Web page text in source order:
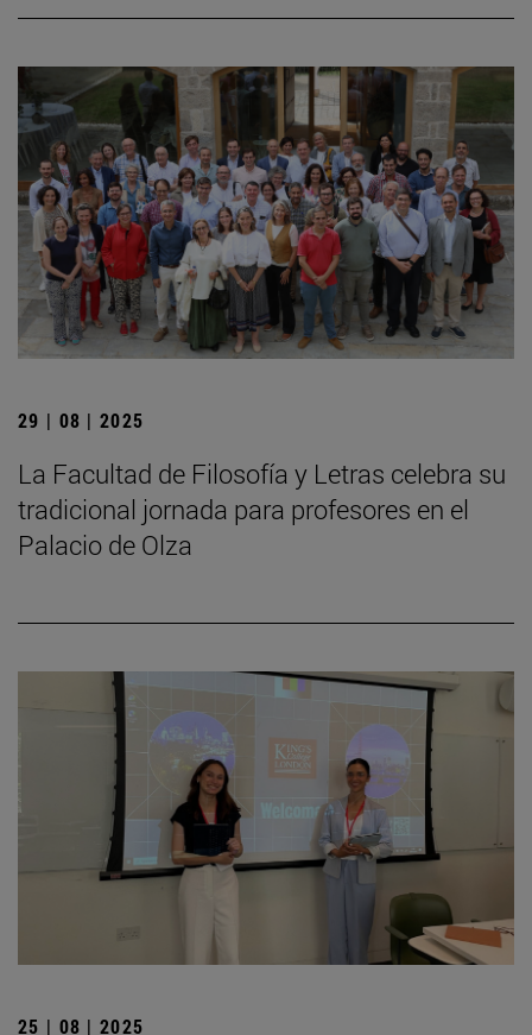
29 | 08 | 2025
La Facultad de Filosofía y Letras celebra su
tradicional jornada para profesores en el
Palacio de Olza
25 | 08 | 2025